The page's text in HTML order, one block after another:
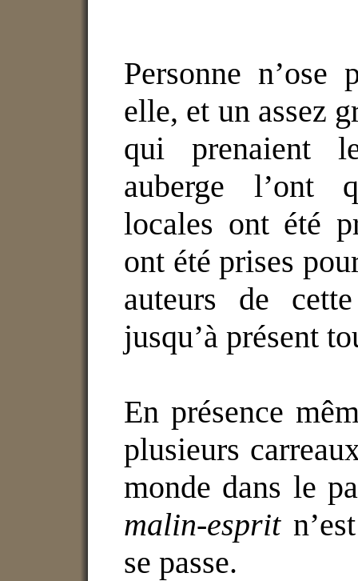
Personne n’ose
elle, et un assez
qui prenaient
auberge l’ont
locales ont été
ont été prises
auteurs de
jusqu’à présent
En présence
plusieurs
monde dans le
malin-esprit
se passe.